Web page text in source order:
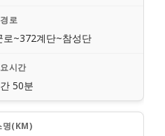
로~372계단~참성단
50분